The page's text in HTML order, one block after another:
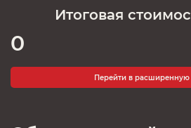
Итоговая
0
Перейти в